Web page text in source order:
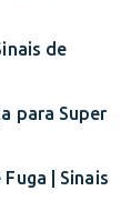
de
para Super
| Sinais